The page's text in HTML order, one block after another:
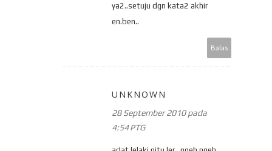
ya2..setuju dgn kata2 akhir
en.ben..
Balas
UNKNOWN
28 September 2010 pada
4:54 PTG